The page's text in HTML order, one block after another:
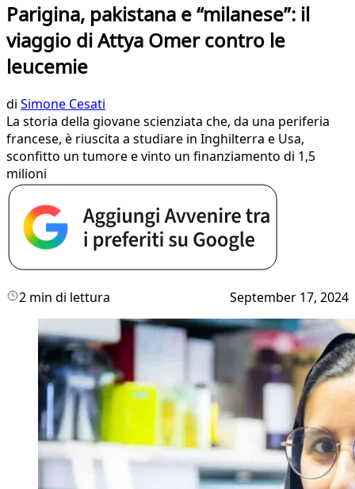
Parigina, pakistana e “milanese”: il
viaggio di Attya Omer contro le
leucemie
di Simone Cesati
La storia della giovane scienziata che, da una periferia
francese, è riuscita a studiare in Inghilterra e Usa,
sconfitto un tumore e vinto un finanziamento di 1,5
milioni
2 min di lettura September 17, 2024